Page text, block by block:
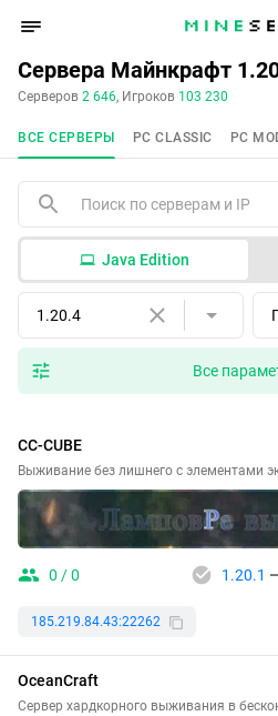
Сервера Майнкрафт
Серверов 2 646, Игроков 103 230
ВСЕ СЕРВЕРЫ PC CLASSIC PC
Java Edition
1.20.4
Все
CC-CUBE
Выживание без лишнего с элементами
0 / 0 1.20.1
185.219.84.43:22262
OceanCraft
Сервер хардкорного выживания в